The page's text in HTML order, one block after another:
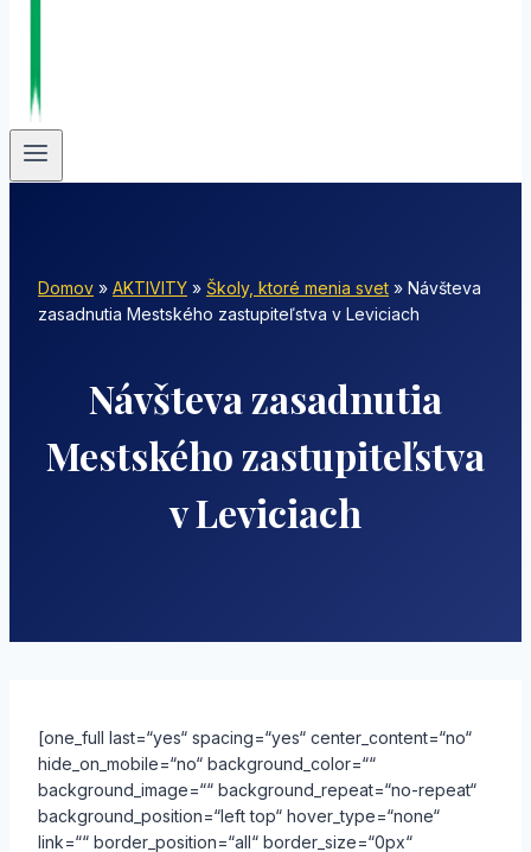
Domov » AKTIVITY » Školy, ktoré menia svet » Návšteva
zasadnutia Mestského zastupiteľstva v Leviciach
Návšteva zasadnutia
Mestského zastupiteľstva
v Leviciach
[one_full last=“yes“ spacing=“yes“ center_content=“no“
hide_on_mobile=“no“ background_color=““
background_image=““ background_repeat=“no-repeat“
background_position=“left top“ hover_type=“none“
link=““ border_position=“all“ border_size=“0px“